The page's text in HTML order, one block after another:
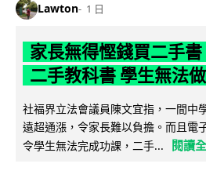
Lawton 1 日
家長無得慳錢買二手
二手教科書 學生無法
社福界立法會議員陳文宜指，一間中
遠超通漲，令家長難以負擔。而且電
令學生無法完成功課，二手...
閱讀